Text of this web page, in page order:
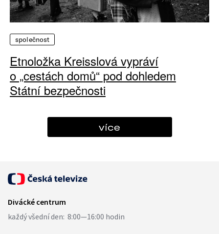
společnost
Etnoložka Kreisslová vypráví
o „cestách domů“ pod dohledem
Státní bezpečnosti
více